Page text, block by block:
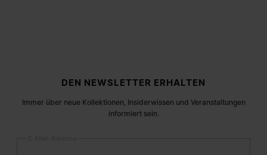
DEN NEWSLETTER ERHALTEN
Immer über neue Kollektionen, Insiderwissen und Veranstaltungen
informiert sein.